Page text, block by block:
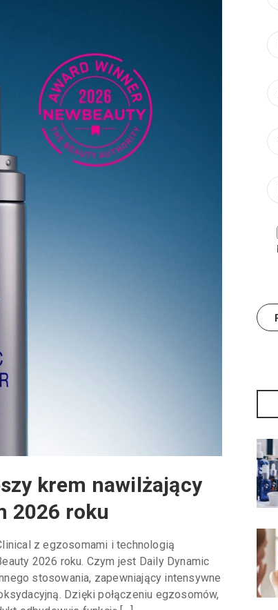
krem nawilżający
2026 roku
z egzosomami i technologią
2026 roku. Czym jest Daily Dynamic
stosowania, zapewniający intensywne
Dzięki połączeniu egzosomów,